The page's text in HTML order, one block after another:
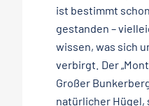
ist bestimmt
gestanden –
wissen, was sich
verbirgt. Der
Großer
natürlicher Hügel,